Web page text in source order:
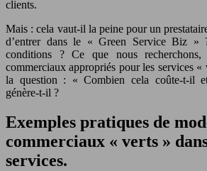
clients.
Mais : cela vaut-il la peine pour un
d’entrer dans le « Green Service Biz »
conditions ? Ce que nous
commerciaux appropriés pour les services «
la question : « Combien cela coûte-t-il
génère-t-il ?
Exemples pratiques de
commerciaux « verts »
services.